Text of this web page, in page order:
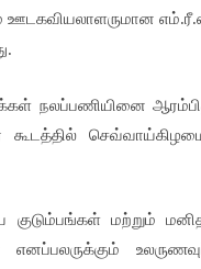
நலப்பணியினை
மற்றும்